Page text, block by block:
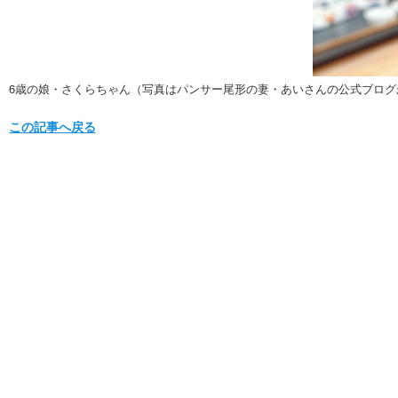
6歳の娘・さくらちゃん（写真はパンサー尾形の妻・あいさんの公式ブロ
この記事へ戻る